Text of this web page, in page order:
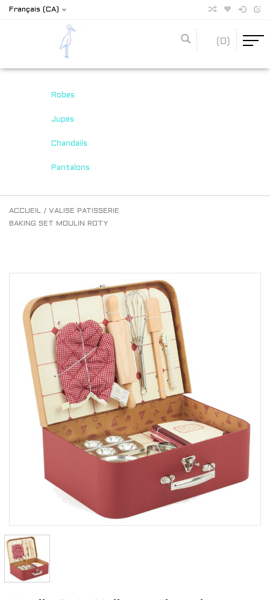
Français (CA)
(0)
Robes
Jupes
Chandails
Pantalons
ACCUEIL / VALISE PATISSERIE
BAKING SET MOULIN ROTY